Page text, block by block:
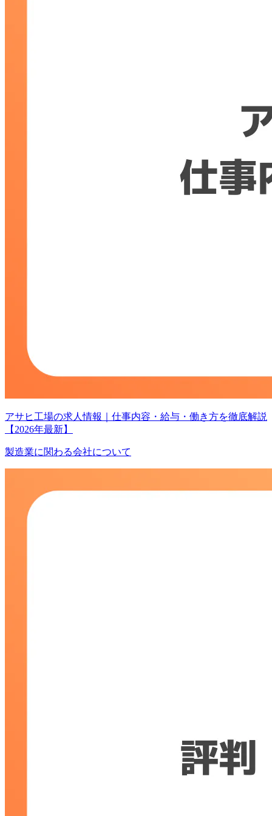
アサヒ工場の求人情報｜仕事内容・給与・働き方を徹底解説
【2026年最新】
製造業に関わる会社について